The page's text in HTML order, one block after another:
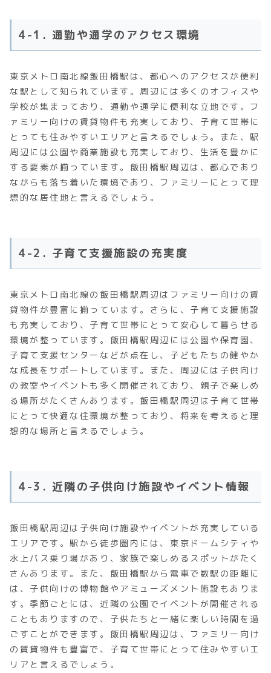
4-1. 通勤や通学のアクセス環境
東京メトロ南北線飯田橋駅は、都心へのアクセスが便利
な駅として知られています。周辺には多くのオフィスや
学校が集まっており、通勤や通学に便利な立地です。フ
ァミリー向けの賃貸物件も充実しており、子育て世帯に
とっても住みやすいエリアと言えるでしょう。また、駅
周辺には公園や商業施設も充実しており、生活を豊かに
する要素が揃っています。飯田橋駅周辺は、都心であり
ながらも落ち着いた環境であり、ファミリーにとって理
想的な居住地と言えるでしょう。
4-2. 子育て支援施設の充実度
東京メトロ南北線の飯田橋駅周辺はファミリー向けの賃
貸物件が豊富に揃っています。さらに、子育て支援施設
も充実しており、子育て世帯にとって安心して暮らせる
環境が整っています。飯田橋駅周辺には公園や保育園、
子育て支援センターなどが点在し、子どもたちの健やか
な成長をサポートしています。また、周辺には子供向け
の教室やイベントも多く開催されており、親子で楽しめ
る場所がたくさんあります。飯田橋駅周辺は子育て世帯
にとって快適な住環境が整っており、将来を考えると理
想的な場所と言えるでしょう。
4-3. 近隣の子供向け施設やイベント情報
飯田橋駅周辺は子供向け施設やイベントが充実している
エリアです。駅から徒歩圏内には、東京ドームシティや
水上バス乗り場があり、家族で楽しめるスポットがたく
さんあります。また、飯田橋駅から電車で数駅の距離に
は、子供向けの博物館やアミューズメント施設もありま
す。季節ごとには、近隣の公園でイベントが開催される
こともありますので、子供たちと一緒に楽しい時間を過
ごすことができます。飯田橋駅周辺は、ファミリー向け
の賃貸物件も豊富で、子育て世帯にとって住みやすいエ
リアと言えるでしょう。